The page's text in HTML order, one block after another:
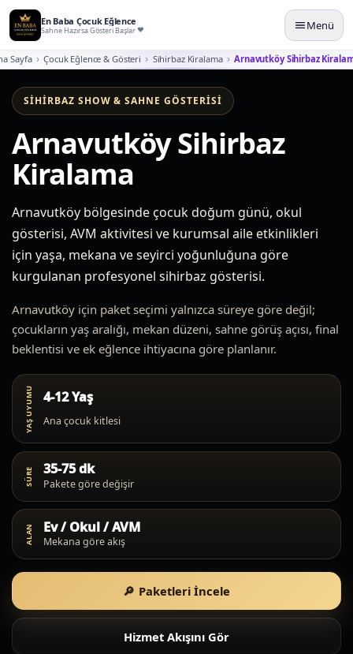
En Baba Çocuk Eğlence
Sahne Hazırsa Gösteri Başlar Menü
Sayfa Çocuk Eğlence & Gösteri Sihirbaz Kiralama Arnavutköy Sihirbaz
SIHIRBAZ SHOW & SAHNE GÖSTERISI
Arnavutköy Sihirbaz
Kiralama
Arnavutköy bölgesinde çocuk doğum günü, okul
gösterisi, AVM aktivitesi ve kurumsal aile etkinlikleri
için yaşa, mekana ve seyirci yoğunluğuna göre
kurgulanan profesyonel sihirbaz gösterisi.
Arnavutköy için paket seçimi yalnızca süreye göre değil;
çocukların yaş aralığı, mekan düzeni, sahne görüş açısı, final
beklentisi ve ek eğlence ihtiyacına göre planlanır.
YAŞ UYUMU 4-12 Yaş
Ana çocuk kitlesi
SÜRE 35-75 dk
Pakete göre değişir
ALAN Ev / Okul / AVM
Mekana göre akış
Paketleri İncele
Hizmet Akışını Gör